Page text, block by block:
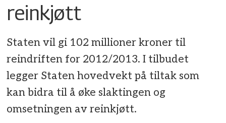
reinkjøtt
Staten vil gi 102 millioner kroner til
reindriften for 2012/2013. I tilbudet
legger Staten hovedvekt på tiltak som
kan bidra til å øke slaktingen og
omsetningen av reinkjøtt.